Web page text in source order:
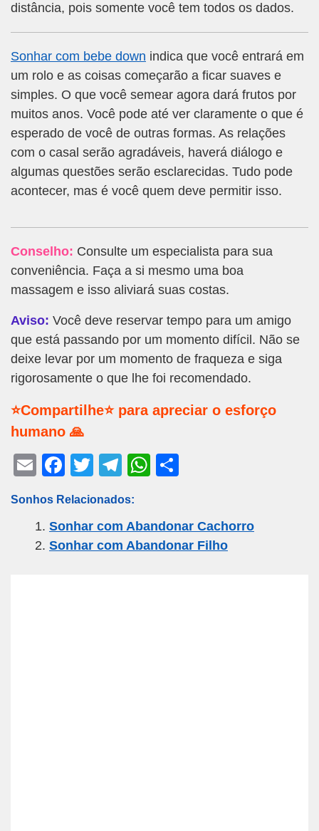
distância, pois somente você tem todos os dados.
Sonhar com bebe down indica que você entrará em
um rolo e as coisas começarão a ficar suaves e
simples. O que você semear agora dará frutos por
muitos anos. Você pode até ver claramente o que é
esperado de você de outras formas. As relações
com o casal serão agradáveis, haverá diálogo e
algumas questões serão esclarecidas. Tudo pode
acontecer, mas é você quem deve permitir isso.
Conselho: Consulte um especialista para sua
conveniência. Faça a si mesmo uma boa
massagem e isso aliviará suas costas.
Aviso: Você deve reservar tempo para um amigo
que está passando por um momento difícil. Não se
deixe levar por um momento de fraqueza e siga
rigorosamente o que lhe foi recomendado.
⭐Compartilhe⭐ para apreciar o esforço
humano 🙏
E
ail
F
c
e
b
T
tt
er
T
e
gr
a
W
s
A
e
Sonhos Relacionados:
Sonhar com Abandonar Cachorro
Sonhar com Abandonar Filho